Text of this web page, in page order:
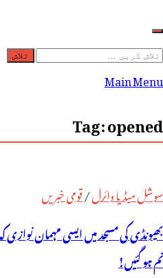
تلاش
کریں
Main Menu
Tag:opened
سوشل میڈیا وائرل/قومی خبریں
بھیونڈی کی مسجد میں ایسی مہمان
نم ہو گئیں!